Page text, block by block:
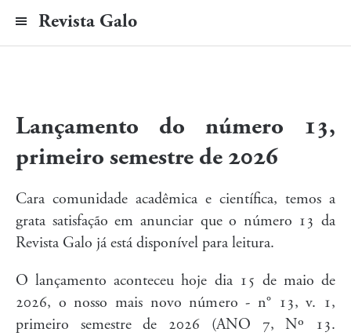
Revista Galo
Lançamento do número 13,
primeiro semestre de 2026
Cara comunidade acadêmica e científica, temos a
grata satisfação em anunciar que o número 13 da
Revista Galo já está disponível para leitura.
O lançamento aconteceu hoje dia 15 de maio de
2026, o nosso mais novo número - n° 13, v. 1,
primeiro semestre de 2026 (ANO 7, Nº 13.